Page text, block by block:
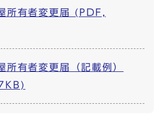
所有者変更届 (PDF,
所有者変更届（記載例）